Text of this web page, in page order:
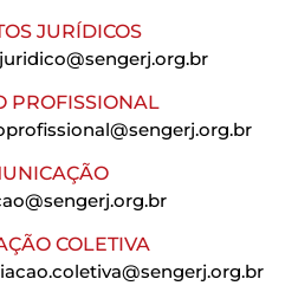
JURÍDICOS
juridico@sengerj.org.br
PROFISSIONAL
COLETIVA